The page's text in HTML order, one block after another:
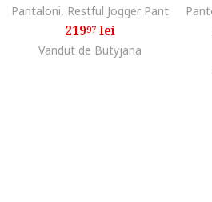
Pantaloni, Restful Jogger Pant
21997lei
Vandut de Butyjana